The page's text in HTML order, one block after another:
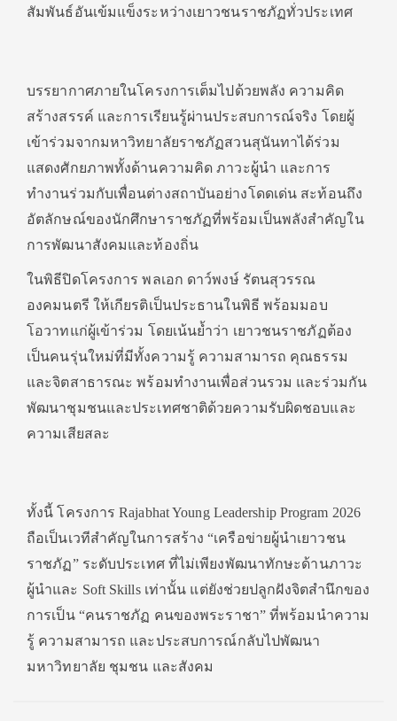
สัมพันธ์อันเข้มแข็งระหว่างเยาวชนราชภัฏทั่วประเทศ
บรรยากาศภายในโครงการเต็มไปด้วยพลัง ความคิด
สร้างสรรค์ และการเรียนรู้ผ่านประสบการณ์จริง โดยผู้
เข้าร่วมจากมหาวิทยาลัยราชภัฏสวนสุนันทาได้ร่วม
แสดงศักยภาพทั้งด้านความคิด ภาวะผู้นำ และการ
ทำงานร่วมกับเพื่อนต่างสถาบันอย่างโดดเด่น สะท้อนถึง
อัตลักษณ์ของนักศึกษาราชภัฏที่พร้อมเป็นพลังสำคัญใน
การพัฒนาสังคมและท้องถิ่น
ในพิธีปิดโครงการ พลเอก ดาว์พงษ์ รัตนสุวรรณ
องคมนตรี ให้เกียรติเป็นประธานในพิธี พร้อมมอบ
โอวาทแก่ผู้เข้าร่วม โดยเน้นย้ำว่า เยาวชนราชภัฏต้อง
เป็นคนรุ่นใหม่ที่มีทั้งความรู้ ความสามารถ คุณธรรม
และจิตสาธารณะ พร้อมทำงานเพื่อส่วนรวม และร่วมกัน
พัฒนาชุมชนและประเทศชาติด้วยความรับผิดชอบและ
ความเสียสละ
ทั้งนี้ โครงการ Rajabhat Young Leadership Program 2026
ถือเป็นเวทีสำคัญในการสร้าง “เครือข่ายผู้นำเยาวชน
ราชภัฏ” ระดับประเทศ ที่ไม่เพียงพัฒนาทักษะด้านภาวะ
ผู้นำและ Soft Skills เท่านั้น แต่ยังช่วยปลูกฝังจิตสำนึกของ
การเป็น “คนราชภัฏ คนของพระราชา” ที่พร้อมนำความ
รู้ ความสามารถ และประสบการณ์กลับไปพัฒนา
มหาวิทยาลัย ชุมชน และสังคม